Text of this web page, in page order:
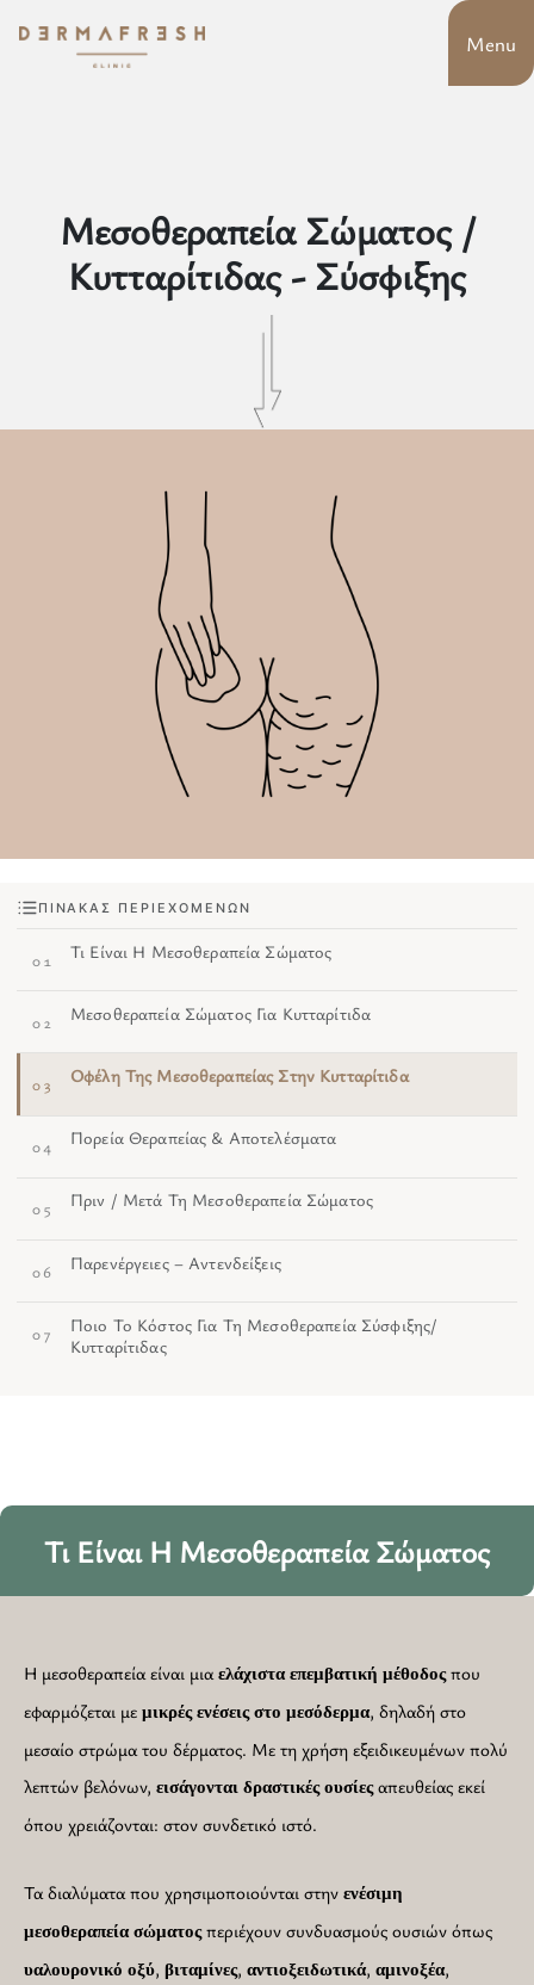
Menu
Μεσοθεραπεία Σώματος /
Κυτταρίτιδας - Σύσφιξης
ΠΊΝΑΚΑΣ ΠΕΡΙΕΧΟΜΈΝΩΝ
01 Τι Είναι Η Μεσοθεραπεία Σώματος
02 Μεσοθεραπεία Σώματος Για Κυτταρίτιδα
03 Οφέλη Της Μεσοθεραπείας Στην Κυτταρίτιδα
04 Πορεία Θεραπείας & Αποτελέσματα
05 Πριν / Μετά Τη Μεσοθεραπεία Σώματος
06 Παρενέργειες – Αντενδείξεις
07
Ποιο Το Κόστος Για Τη Μεσοθεραπεία Σύσφιξης/
Κυτταρίτιδας
Τι Είναι Η Μεσοθεραπεία Σώματος
Η μεσοθεραπεία είναι μια ελάχιστα επεμβατική μέθοδοςπου
εφαρμόζεται με μικρές ενέσεις στο μεσόδερμα, δηλαδή στο
μεσαίο στρώμα του δέρματος. Με τη χρήση εξειδικευμένων πολύ
λεπτών βελόνων, εισάγονται δραστικές ουσίεςαπευθείας εκεί
όπου χρειάζονται: στον συνδετικό ιστό.
Τα διαλύματα που χρησιμοποιούνται στην ενέσιμη
μεσοθεραπεία σώματοςπεριέχουν συνδυασμούς ουσιών όπως
υαλουρονικό οξύ, βιταμίνες, αντιοξειδωτικά, αμινοξέα,